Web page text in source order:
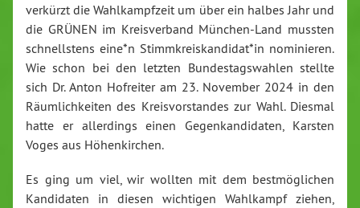
verkürzt die Wahlkampfzeit um über ein halbes Jahr und
die GRÜNEN im Kreisverband München-Land mussten
schnellstens eine*n Stimmkreiskandidat*in nominieren.
Wie schon bei den letzten Bundestagswahlen stellte
sich Dr. Anton Hofreiter am 23. November 2024 in den
Räumlichkeiten des Kreisvorstandes zur Wahl. Diesmal
hatte er allerdings einen Gegenkandidaten, Karsten
Voges aus Höhenkirchen.
Es ging um viel, wir wollten mit dem bestmöglichen
Kandidaten in diesen wichtigen Wahlkampf ziehen,